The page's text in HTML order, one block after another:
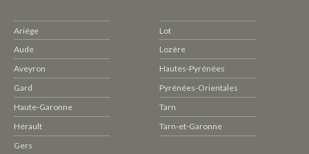
Ariège
Aude
Aveyron
Gard
Haute-Garonne
Hérault
Gers
Lot
Lozère
Hautes-Pyrénées
Pyrénées-Orientales
Tarn
Tarn-et-Garonne